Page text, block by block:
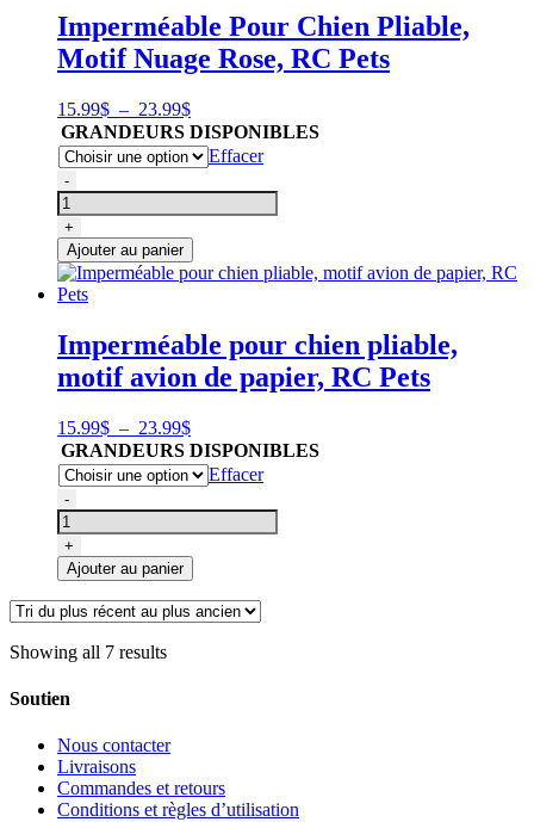
à
carreaux,
RC
Imperméable Pour Chien Pliable,
Motif Nuage Rose, RC Pets
15.99$ – 23.99$Plage
de
prix :
15.99$
à
23.99$
GRANDEURS DISPONIBLES
Effacer
quantité
de
Imperméable
Pour
Chien
Pliable,
Motif
Rose,
RC
Pets
-
+
Ajouter au panier
Imperméable pour chien pliable,
motif avion de papier, RC Pets
15.99$ – 23.99$Plage
de
prix :
15.99$
à
23.99$
GRANDEURS DISPONIBLES
Effacer
quantité
de
Imperméable
pour
chien
pliable,
motif
avion
de
RC
-
+
Ajouter au panier
Showing all 7 results
Soutien
Nous contacter
Livraisons
Commandes et retours
Conditions et règles d’utilisation